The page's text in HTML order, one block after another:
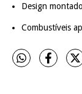
Design
Combustíveis